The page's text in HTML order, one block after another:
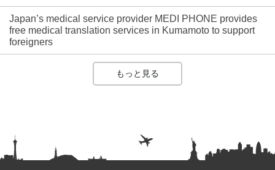
Japan’s medical service provider MEDI PHONE provides
free medical translation services in Kumamoto to support
foreigners
もっと見る